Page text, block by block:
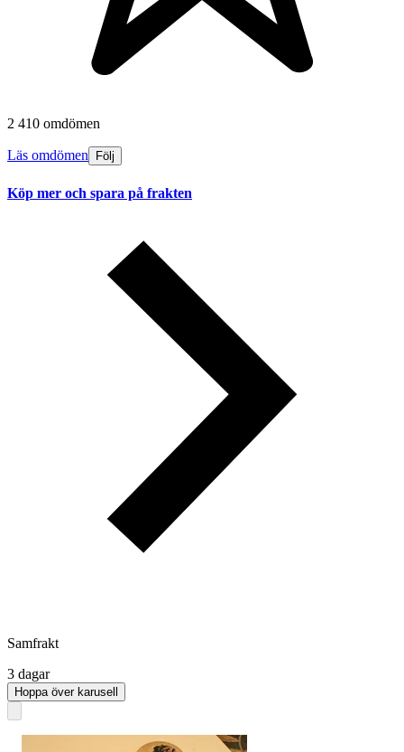
2 410 omdömen
Läs omdömen Följ
Köp mer och spara på frakten
Samfrakt
3 dagar
Hoppa över karusell